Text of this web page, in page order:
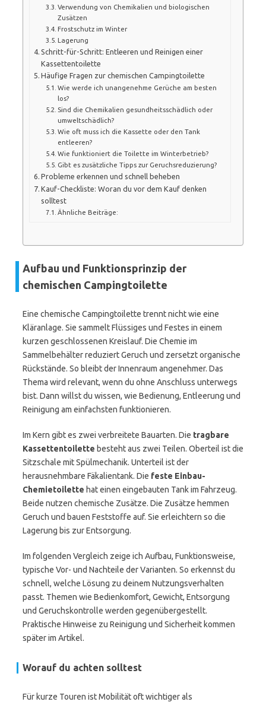
Verwendung von Chemikalien und biologischen
Zusätzen
Frostschutz im Winter
Lagerung
Schritt-für-Schritt: Entleeren und Reinigen einer
Kassettentoilette
Häufige Fragen zur chemischen Campingtoilette
Wie werde ich unangenehme Gerüche am besten
los?
Sind die Chemikalien gesundheitsschädlich oder
umweltschädlich?
Wie oft muss ich die Kassette oder den Tank
entleeren?
Wie funktioniert die Toilette im Winterbetrieb?
Gibt es zusätzliche Tipps zur Geruchsreduzierung?
Probleme erkennen und schnell beheben
Kauf-Checkliste: Woran du vor dem Kauf denken
solltest
Ähnliche Beiträge:
Aufbau und Funktionsprinzip der
chemischen Campingtoilette
Eine chemische Campingtoilette trennt nicht wie eine
Kläranlage. Sie sammelt Flüssiges und Festes in einem
kurzen geschlossenen Kreislauf. Die Chemie im
Sammelbehälter reduziert Geruch und zersetzt organische
Rückstände. So bleibt der Innenraum angenehmer. Das
Thema wird relevant, wenn du ohne Anschluss unterwegs
bist. Dann willst du wissen, wie Bedienung, Entleerung und
Reinigung am einfachsten funktionieren.
Im Kern gibt es zwei verbreitete Bauarten. Die tragbare
Kassettentoilette besteht aus zwei Teilen. Oberteil ist die
Sitzschale mit Spülmechanik. Unterteil ist der
herausnehmbare Fäkalientank. Die feste Einbau-
Chemietoilette hat einen eingebauten Tank im Fahrzeug.
Beide nutzen chemische Zusätze. Die Zusätze hemmen
Geruch und bauen Feststoffe auf. Sie erleichtern so die
Lagerung bis zur Entsorgung.
Im folgenden Vergleich zeige ich Aufbau, Funktionsweise,
typische Vor- und Nachteile der Varianten. So erkennst du
schnell, welche Lösung zu deinem Nutzungsverhalten
passt. Themen wie Bedienkomfort, Gewicht, Entsorgung
und Geruchskontrolle werden gegenübergestellt.
Praktische Hinweise zu Reinigung und Sicherheit kommen
später im Artikel.
Worauf du achten solltest
Für kurze Touren ist Mobilität oft wichtiger als